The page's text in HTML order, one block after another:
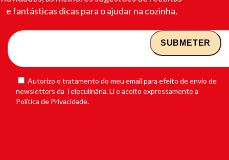
e fantásticas dicas para o ajudar na cozinha.
Autorizo o tratamento do meu email para efeito de envio de
newsletters da Teleculinária. Li e aceito expressamente a
Política de Privacidade.